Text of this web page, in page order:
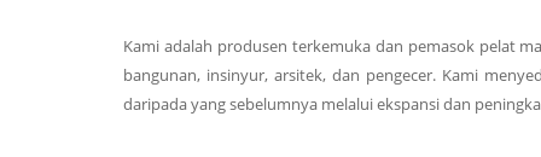
Kami adalah produsen terkemuka dan pemasok pelat
bangunan, insinyur, arsitek, dan pengecer. Kami
daripada yang sebelumnya melalui ekspansi dan